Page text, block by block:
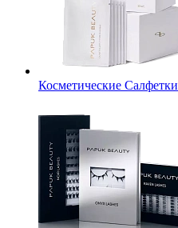
Косметические Салфетки